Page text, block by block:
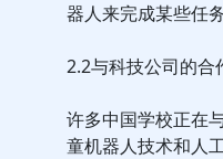
器人来完成某些任
2.2与科技公司的合
许多中国学校正在
童机器人技术和人